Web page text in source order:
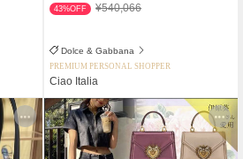
43%OFF ¥540,066
Dolce & Gabbana
PREMIUM PERSONAL SHOPPER
Ciao Italia